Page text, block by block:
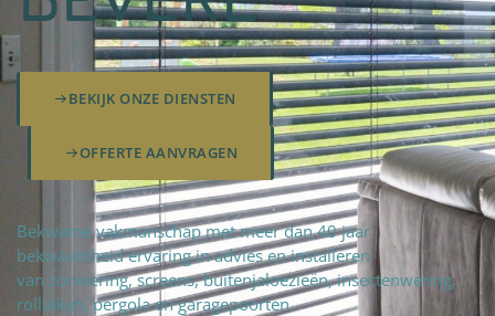
BEKIJK ONZE DIENSTEN
OFFERTE AANVRAGEN
Bekwame vakmanschap met meer dan 40 jaar
bekwaamheid ervaring in advies en installeren
van zonwering, screens, buitenjaloezieën, insectenwering,
rolluiken, pergola en garagepoorten.